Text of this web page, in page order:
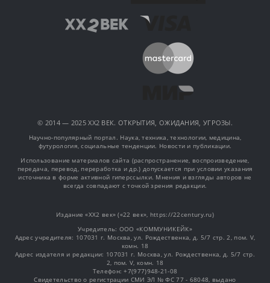
© 2014 — 2025 XX2 ВЕК. ОТКРЫТИЯ, ОЖИДАНИЯ, УГРОЗЫ.
Научно-популярный портал. Наука, техника, технологии, медицина,
футурология, социальные тенденции. Новости и публикации.
Использование материалов сайта (распространение, воспроизведение,
передача, перевод, переработка и др.) допускается при условии указания
источника в форме активной гиперссылки. Мнения и взгляды авторов не
всегда совпадают с точкой зрения редакции.
Издание «XX2 век» («22 век», https://22century.ru)
Учредитель: OOO «КОММУНИКЕЙК»
Адрес учредителя: 107031 г. Москва, ул. Рождественка, д. 5/7 стр. 2, пом. V,
комн. 18
Адрес издателя и редакции: 107031 г. Москва, ул. Рождественка, д. 5/7 стр.
2, пом. V, комн. 18
Телефон: +7(977)948-21-08
Свидетельство о регистрации СМИ ЭЛ № ФС 77 - 68048, выдано